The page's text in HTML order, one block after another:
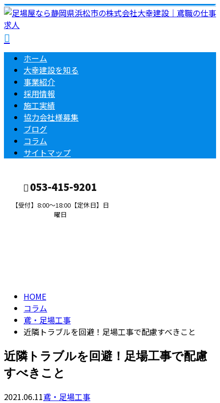
ホーム
大幸建設を知る
事業紹介
採用情報
施工実績
協力会社様募集
ブログ
コラム
サイトマップ
053-415-9201
【受付】8:00～18:00【定休日】日
曜日
HOME
コラム
鳶・足場工事
近隣トラブルを回避！足場工事で配慮すべきこと
近隣トラブルを回避！足場工事で配慮
すべきこと
2021.06.11鳶・足場工事